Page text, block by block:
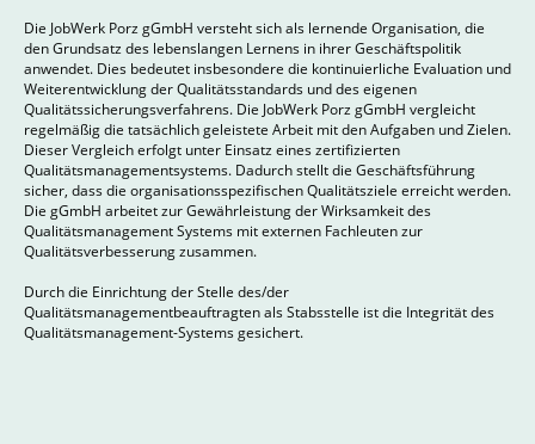
Die JobWerk Porz gGmbH versteht sich als lernende Organisation, die
den Grundsatz des lebenslangen Lernens in ihrer Geschäftspolitik
anwendet. Dies bedeutet insbesondere die kontinuierliche Evaluation und
Weiterentwicklung der Qualitätsstandards und des eigenen
Qualitätssicherungsverfahrens. Die JobWerk Porz gGmbH vergleicht
regelmäßig die tatsächlich geleistete Arbeit mit den Aufgaben und Zielen.
Dieser Vergleich erfolgt unter Einsatz eines zertifizierten
Qualitätsmanagementsystems. Dadurch stellt die Geschäftsführung
sicher, dass die organisationsspezifischen Qualitätsziele erreicht werden.
Die gGmbH arbeitet zur Gewährleistung der Wirksamkeit des
Qualitätsmanagement Systems mit externen Fachleuten zur
Qualitätsverbesserung zusammen.
Durch die Einrichtung der Stelle des/der
Qualitätsmanagementbeauftragten als Stabsstelle ist die Integrität des
Qualitätsmanagement-Systems gesichert.